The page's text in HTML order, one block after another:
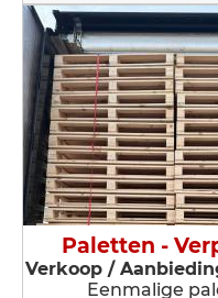
Paletten -
Verkoop /
Eenmalige